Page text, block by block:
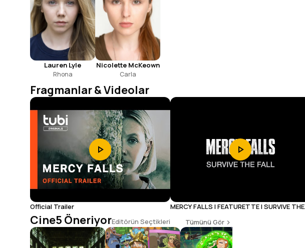
Lauren Lyle
Rhona
Nicolette McKeown
Carla
Fragmanlar & Videolar
Official Trailer
MERCY FALLS | FEATURETTE | SURVIVE THE
Cine5 ÖneriyorEditörün Seçtikleri Tümünü Gör